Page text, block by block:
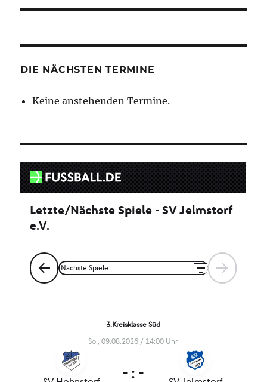
DIE NÄCHSTEN TERMINE
Keine anstehenden Termine.